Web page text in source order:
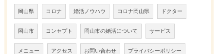
岡山県 コロナ 婚活ノウハウ コロナ岡山県 ドクター
岡山市 コンセプト 岡山市の婚活について サービス
メニュー アクセス お問い合わせ プライバシーポリシー